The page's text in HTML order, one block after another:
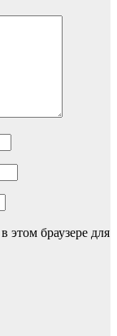
этом браузере для